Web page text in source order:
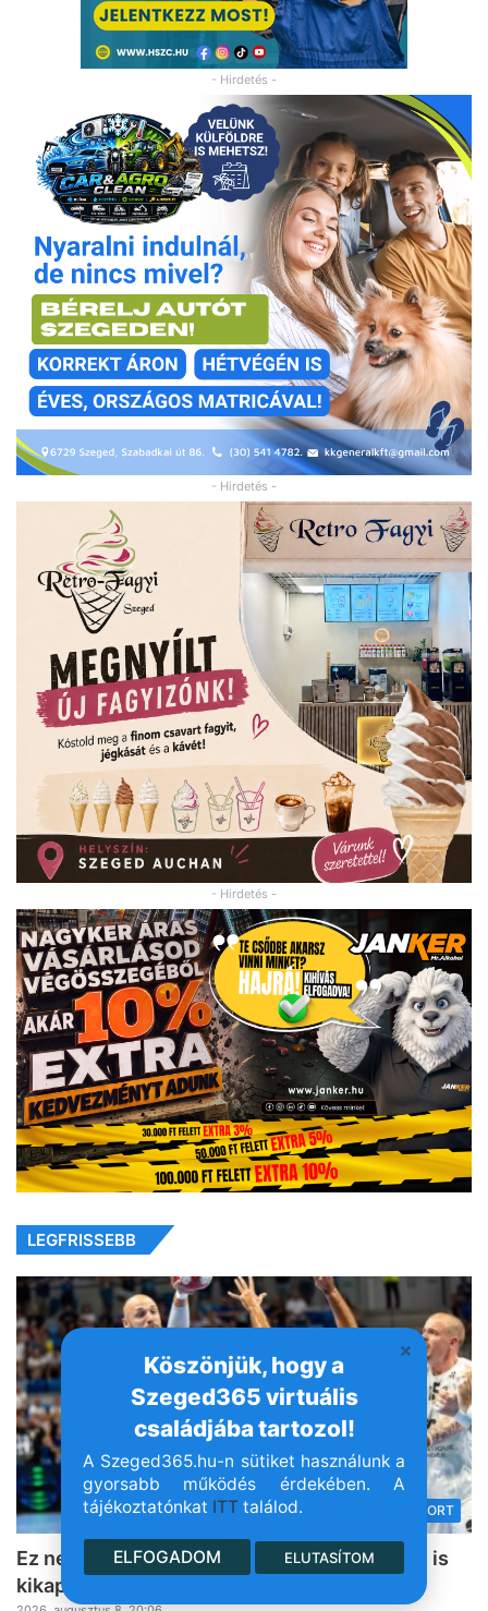
Köszönjük, hogy a
Szeged365 virtuális
családjába tartozol!
A Szeged365.hu-n sütiket használunk a
gyorsabb működés érdekében. A
tájékoztatónkat ITT találod.
ELFOGADOM ELUTASÍTOM
- Hirdetés -
- Hirdetés -
- Hirdetés -
LEGFRISSEBB
SPORT
Ez nem volt a mi esténk: a PICK és a Grosics is
kikapott szombat délután